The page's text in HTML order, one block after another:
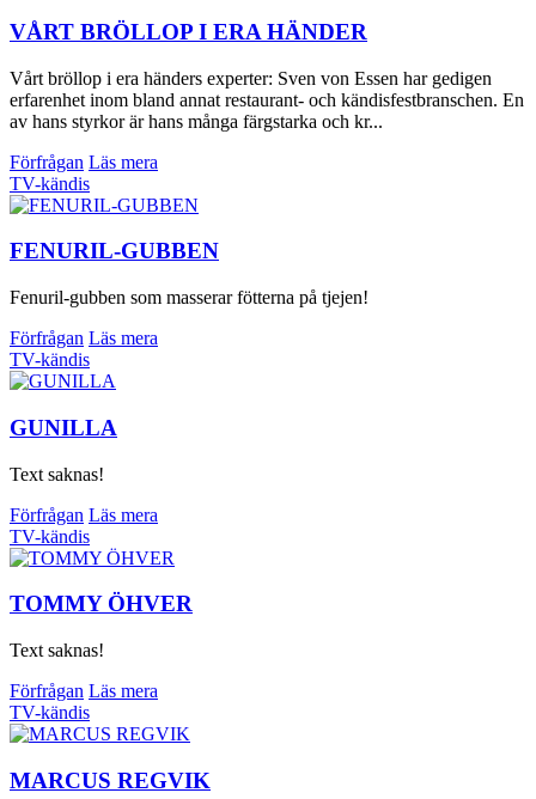
VÅRT BRÖLLOP I ERA HÄNDER
Vårt bröllop i era händers experter: Sven von Essen har gedigen
erfarenhet inom bland annat restaurant- och kändisfestbranschen. En
av hans styrkor är hans många färgstarka och kr...
Förfrågan Läs mera
TV-kändis
FENURIL-GUBBEN
Fenuril-gubben som masserar fötterna på tjejen!
Förfrågan Läs mera
TV-kändis
GUNILLA
Text saknas!
Förfrågan Läs mera
TV-kändis
TOMMY ÖHVER
Text saknas!
Förfrågan Läs mera
TV-kändis
MARCUS REGVIK